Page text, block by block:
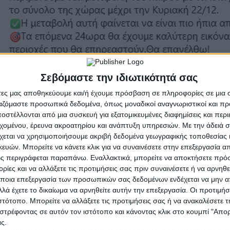
Σεβόμαστε την ιδιωτικότητά σας
μας αποθηκεύουμε και/ή έχουμε πρόσβαση σε πληροφορίες σε
προσωπικά δεδομένα, όπως μοναδικοί αναγνωριστικοί και
από μια συσκευή για εξατομικευμένες διαφημίσεις και
έρευνα ακροατηρίου και ανάπτυξη υπηρεσιών. Με την άδειά
να χρησιμοποιήσουμε ακριβή δεδομένα γεωγραφικής τοποθεσίας
Μπορείτε να κάνετε κλικ για να συναινέσετε στην επεξεργασία
περιγράφεται παραπάνω. Εναλλακτικά, μπορείτε να αποκτήσετε
και να αλλάξετε τις προτιμήσεις σας πριν συναινέσετε ή να
επεξεργασία των προσωπικών σας δεδομένων ενδέχεται να μην
έχετε το δικαίωμα να αρνηθείτε αυτήν την επεξεργασία. Οι
Μπορείτε να αλλάξετε τις προτιμήσεις σας ή να ανακαλέσετε
σε αυτόν τον ιστότοπο και κάνοντας κλικ στο κουμπί
τα Χριστούγεννα
από την Παρασκευή, με βροχές που θα επηρεάσουν πρώτα
αναμένεται στις αρχές της άλλης εβδομάδας, που μπαίνουμε
και έντονη αστάθεια. Από την Τρίτη και μετά ένα
και προσθέτει «δεν περιμένουμε χιόνια πιο χαμηλά, στα
περίοδο 23 - 28 Δεκεμβρίου, και άρα και τα Χριστούγεννα
τα Χριστούγεννα αλλά δεν εξαφανίζεται.Παραμένει
θα πρέπει να δούμε αν θα φτάσει και στην νότια Ελλάδα ή θα